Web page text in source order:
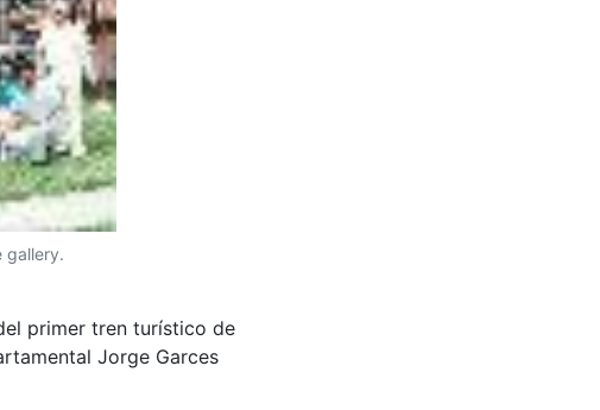
gallery.
primer tren turístico de
Jorge Garces